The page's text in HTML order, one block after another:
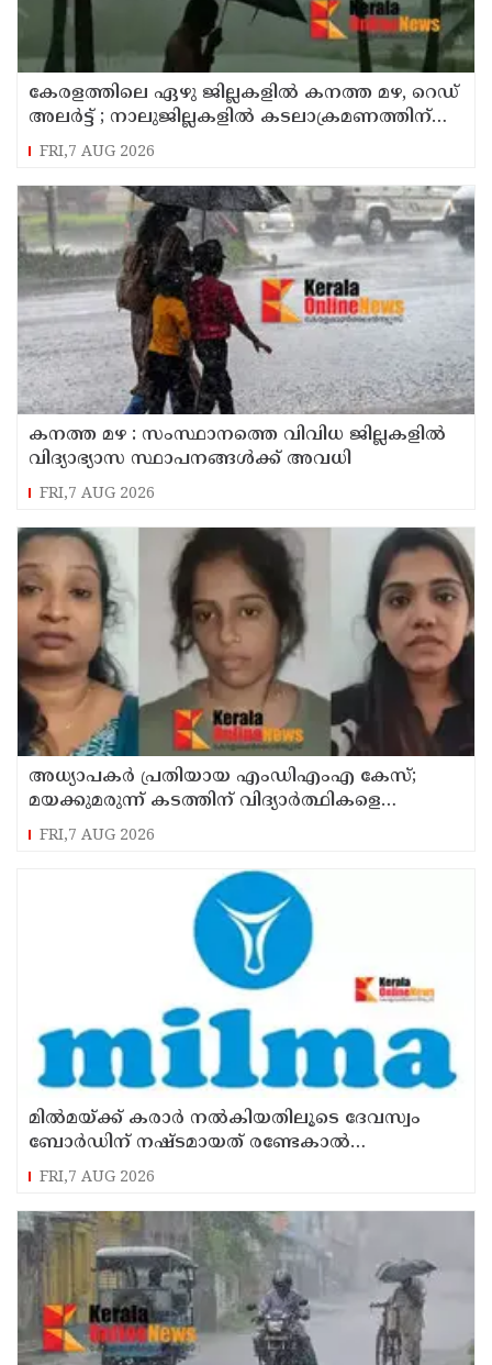
കേരളത്തിലെ ഏഴു ജില്ലകളിൽ കനത്ത മഴ, റെഡ്
അലർട്ട് ; നാലുജില്ലകളിൽ കടലാക്രമണത്തിന്
സാധ്യത
FRI,7 AUG 2026
കനത്ത മഴ : സംസ്ഥാനത്തെ വിവിധ ജില്ലകളിൽ
വിദ്യാഭ്യാസ സ്ഥാപനങ്ങൾക്ക് അവധി
FRI,7 AUG 2026
അധ്യാപകര്‍ പ്രതിയായ എംഡിഎംഎ കേസ്;
മയക്കുമരുന്ന് കടത്തിന് വിദ്യാര്‍ത്ഥികളെ
ഉപയോഗിച്ചോ എന്ന് സംശയം
FRI,7 AUG 2026
മില്‍മയ്ക്ക് കരാര്‍ നല്‍കിയതിലൂടെ ദേവസ്വം
ബോര്‍ഡിന് നഷ്ടമായത് രണ്ടേകാല്‍
കോടിയിലധികം രൂപ
FRI,7 AUG 2026